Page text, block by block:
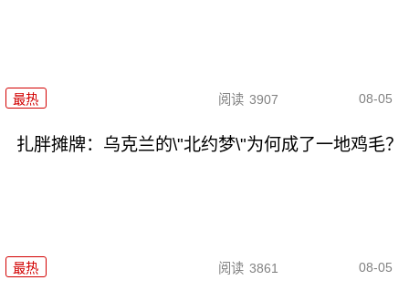
最热 阅读 3907 08-05
扎胖摊牌：乌克兰的\"北约梦\"为何成了一地鸡毛？
最热 阅读 3861 08-05